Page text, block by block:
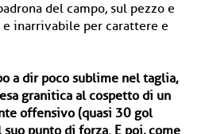
del campo, sul pezzo e
inarrivabile per carattere e
a dir poco sublime nel taglia,
granitica al cospetto di un
offensivo (quasi 30 gol
punto di forza. E poi, come